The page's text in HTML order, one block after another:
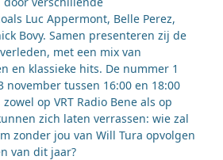
Luc Appermont, Belle Perez,
Bovy. Samen presenteren zij de
met een mix van
en klassieke hits. De nummer 1
november tussen 16:00 en 18:00
op VRT Radio Bene als op
zich laten verrassen: wie zal
zonder jou van Will Tura opvolgen
van dit jaar?